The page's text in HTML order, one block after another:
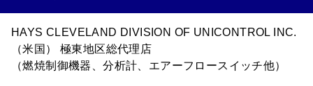
HAYS CLEVELAND DIVISION OF UNICONTROL INC.
（米国） 極東地区総代理店
（燃焼制御機器、分析計、エアーフロースイッチ他）